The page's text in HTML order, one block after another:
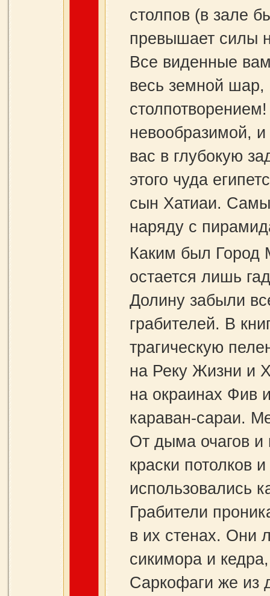
столпов (в зале
превышает силы
Все виденные
весь земной шар,
невообразимой, и
вас в глубокую
этого чуда
сын Хатиаи.
наряду с
Каким был Город
остается лишь
Долину забыли
грабителей. В
трагическую
на Реку Жизни и
на окраинах Фив
караван‑сараи.
От дыма очагов и
краски потолков
использовались
Грабители
в их стенах. Они
сикимора и
Саркофаги же из